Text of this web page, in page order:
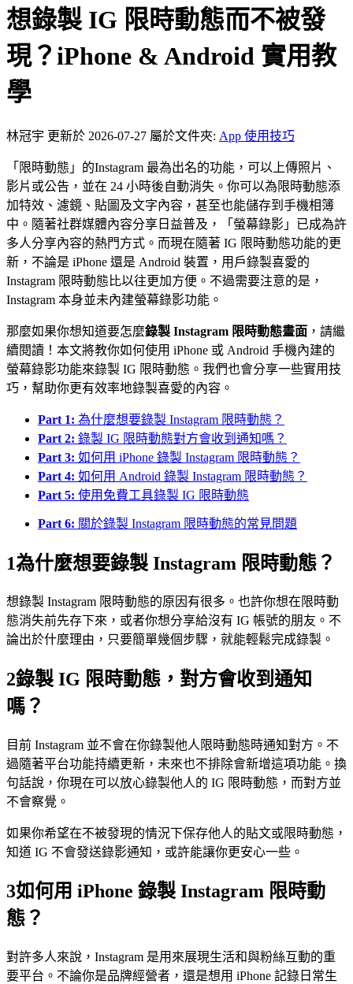
想錄製 IG 限時動態而不被發
現？iPhone & Android 實用教
學
林冠宇 更新於 2026-07-27 屬於文件夾: App 使用技巧
「限時動態」的Instagram 最為出名的功能，可以上傳照片、
影片或公告，並在 24 小時後自動消失。你可以為限時動態添
加特效、濾鏡、貼圖及文字內容，甚至也能儲存到手機相簿
中。隨著社群媒體內容分享日益普及，「螢幕錄影」已成為許
多人分享內容的熱門方式。而現在隨著 IG 限時動態功能的更
新，不論是 iPhone 還是 Android 裝置，用戶錄製喜愛的
Instagram 限時動態比以往更加方便。不過需要注意的是，
Instagram 本身並未內建螢幕錄影功能。
那麼如果你想知道要怎麼錄製 Instagram 限時動態畫面 ，請繼
續閱讀！本文將教你如何使用 iPhone 或 Android 手機內建的
螢幕錄影功能來錄製 IG 限時動態。我們也會分享一些實用技
巧，幫助你更有效率地錄製喜愛的內容。
Part 1: 為什麼想要錄製 Instagram 限時動態？
Part 2: 錄製 IG 限時動態對方會收到通知嗎？
Part 3: 如何用 iPhone 錄製 Instagram 限時動態？
Part 4: 如何用 Android 錄製 Instagram 限時動態？
Part 5: 使用免費工具錄製 IG 限時動態
Part 6: 關於錄製 Instagram 限時動態的常見問題
1為什麼想要錄製 Instagram 限時動態？
想錄製 Instagram 限時動態的原因有很多。也許你想在限時動
態消失前先存下來，或者你想分享給沒有 IG 帳號的朋友。不
論出於什麼理由，只要簡單幾個步驟，就能輕鬆完成錄製。
2錄製 IG 限時動態，對方會收到通知
嗎？
目前 Instagram 並不會在你錄製他人限時動態時通知對方。不
過隨著平台功能持續更新，未來也不排除會新增這項功能。換
句話說，你現在可以放心錄製他人的 IG 限時動態，而對方並
不會察覺。
如果你希望在不被發現的情況下保存他人的貼文或限時動態，
知道 IG 不會發送錄影通知，或許能讓你更安心一些。
3如何用 iPhone 錄製 Instagram 限時動
態？
對許多人來說，Instagram 是用來展現生活和與粉絲互動的重
要平台。不論你是品牌經營者，還是想用 iPhone 記錄日常生